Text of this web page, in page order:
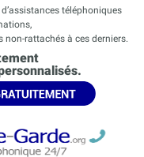
téléphoniques
non-rattachés à ces derniers.